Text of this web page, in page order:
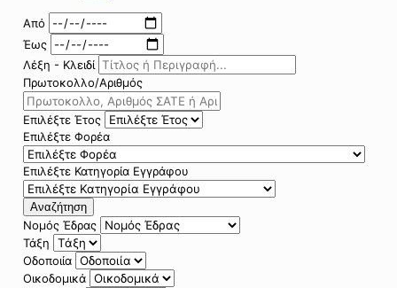
Από
Έως
Λέξη - Κλειδί
Πρωτοκολλο/Αριθμός
Επιλέξτε Έτος
Επιλέξτε Φορέα
Επιλέξτε Κατηγορία Εγγράφου
Αναζήτηση
Νομός Έδρας
Τάξη
Οδοποιία
Οικοδομικά